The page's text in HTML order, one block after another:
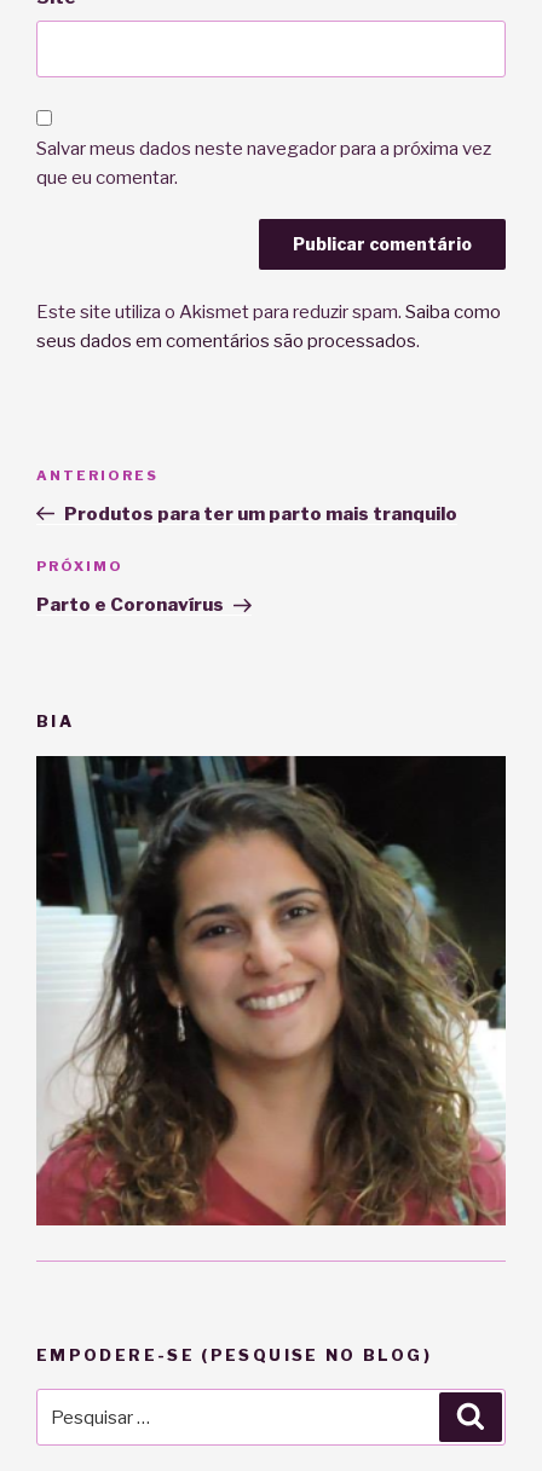
Salvar meus dados neste navegador para a próxima vez
que eu comentar.
Este site utiliza o Akismet para reduzir spam. Saiba como
seus dados em comentários são processados.
Post
Post
anterior
ANTERIORES
Produtos para ter um parto mais tranquilo
Próximo
post
PRÓXIMO
Parto e Coronavírus
BIA
EMPODERE-SE (PESQUISE NO BLOG)
por: